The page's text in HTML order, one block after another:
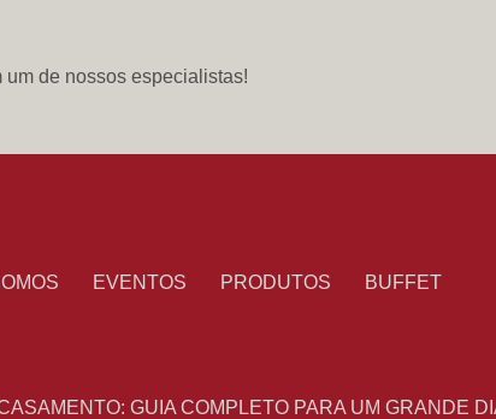
um de nossos especialistas!
EVENTOS PRODUTOS BUFFET
GUIA COMPLETO PARA UM GRANDE